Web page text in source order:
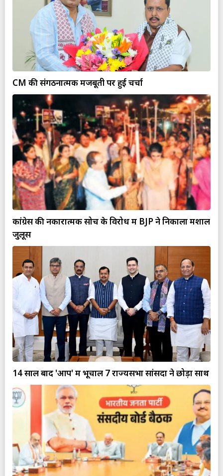
CM की संगठनात्मक मजबूती पर हुई चर्चा
कांग्रेस की नकारात्मक सोच के विरोध में BJP ने निकाला मशाल
जुलूस
14 साल बाद 'आप' में भूचाल 7 राज्यसभा सांसदों ने छोड़ा साथ